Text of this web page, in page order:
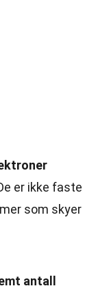
er ikke faste
som skyer
antall